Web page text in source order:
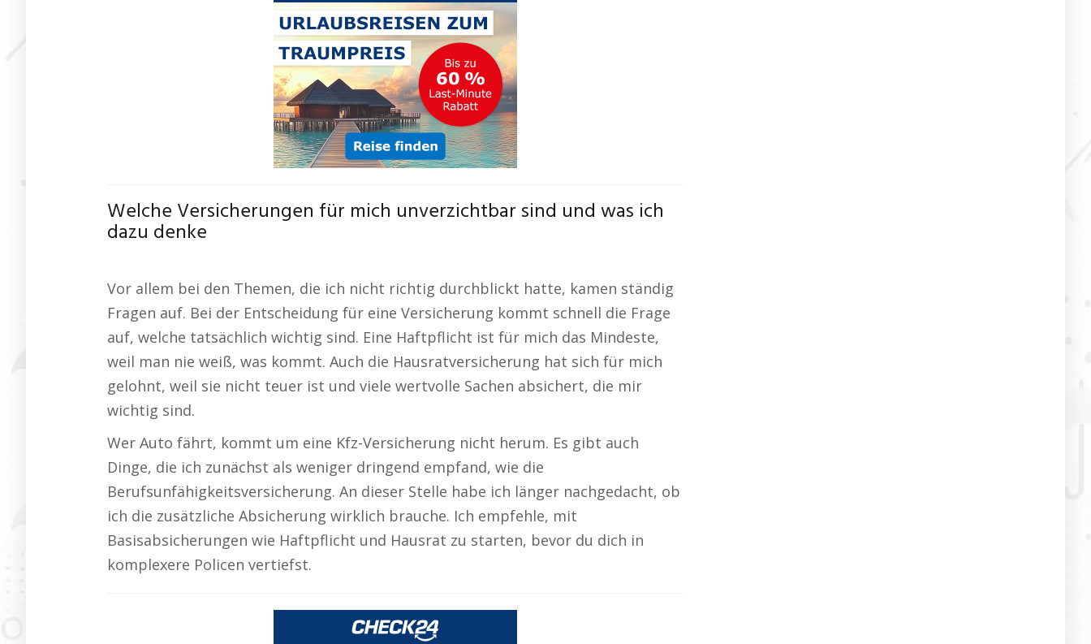
Welche Versicherungen für mich unverzichtbar sind und was ich
dazu denke
Vor allem bei den Themen, die ich nicht richtig durchblickt hatte, kamen ständig
Fragen auf. Bei der Entscheidung für eine Versicherung kommt schnell die Frage
auf, welche tatsächlich wichtig sind. Eine Haftpflicht ist für mich das Mindeste,
weil man nie weiß, was kommt. Auch die Hausratversicherung hat sich für mich
gelohnt, weil sie nicht teuer ist und viele wertvolle Sachen absichert, die mir
wichtig sind.
Wer Auto fährt, kommt um eine Kfz-Versicherung nicht herum. Es gibt auch
Dinge, die ich zunächst als weniger dringend empfand, wie die
Berufsunfähigkeitsversicherung. An dieser Stelle habe ich länger nachgedacht, ob
ich die zusätzliche Absicherung wirklich brauche. Ich empfehle, mit
Basisabsicherungen wie Haftpflicht und Hausrat zu starten, bevor du dich in
komplexere Policen vertiefst.